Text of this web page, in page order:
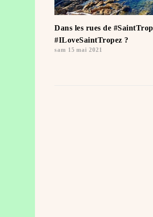
Dans les rues de
#ILoveSaintTropez ️?
sam 15 mai 2021